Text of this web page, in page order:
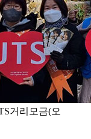
거리모금(오